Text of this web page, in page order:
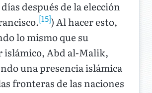
días después de la elección
[15]) Al hacer esto,
lo mismo que su
islámico, Abd al-Malik,
una presencia islámica
fronteras de las naciones